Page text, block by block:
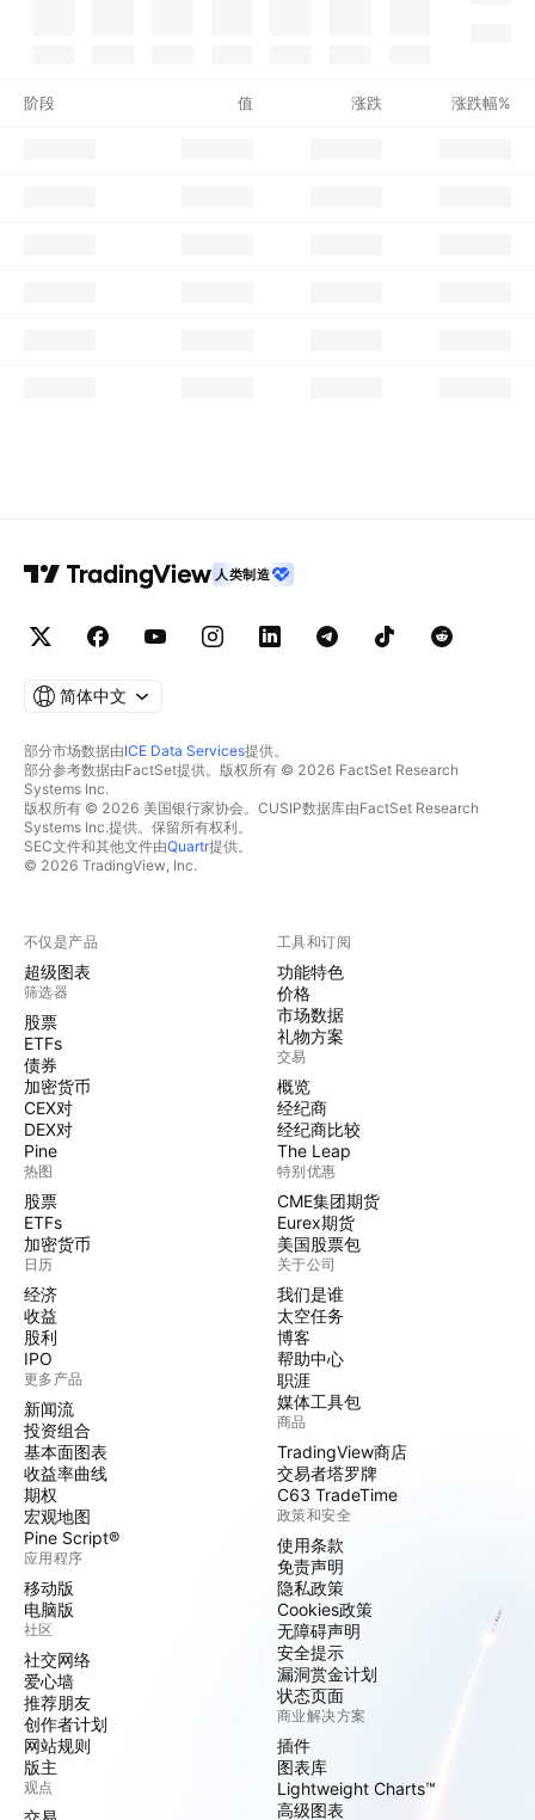
阶段 值 涨跌 涨跌幅%
人类制造
简体中文
部分市场数据由ICE Data Services提供。
部分参考数据由FactSet提供。版权所有 © 2026 FactSet Research
Systems Inc.
版权所有 © 2026 美国银行家协会。CUSIP数据库由FactSet Research
Systems Inc.提供。保留所有权利。
SEC文件和其他文件由Quartr提供。
© 2026 TradingView, Inc.
不仅是产品
超级图表
筛选器
股票
ETFs
债券
加密货币
CEX对
DEX对
Pine
热图
股票
ETFs
加密货币
日历
经济
收益
股利
IPO
更多产品
新闻流
投资组合
基本面图表
收益率曲线
期权
宏观地图
Pine Script®
应用程序
移动版
电脑版
社区
社交网络
爱心墙
推荐朋友
创作者计划
网站规则
版主
观点
工具和订阅
功能特色
价格
市场数据
礼物方案
交易
概览
经纪商
经纪商比较
The Leap
特别优惠
CME集团期货
Eurex期货
美国股票包
关于公司
我们是谁
太空任务
博客
帮助中心
职涯
媒体工具包
商品
TradingView商店
交易者塔罗牌
C63 TradeTime
政策和安全
使用条款
免责声明
隐私政策
Cookies政策
无障碍声明
安全提示
漏洞赏金计划
状态页面
商业解决方案
插件
图表库
Lightweight Charts™
高级图表